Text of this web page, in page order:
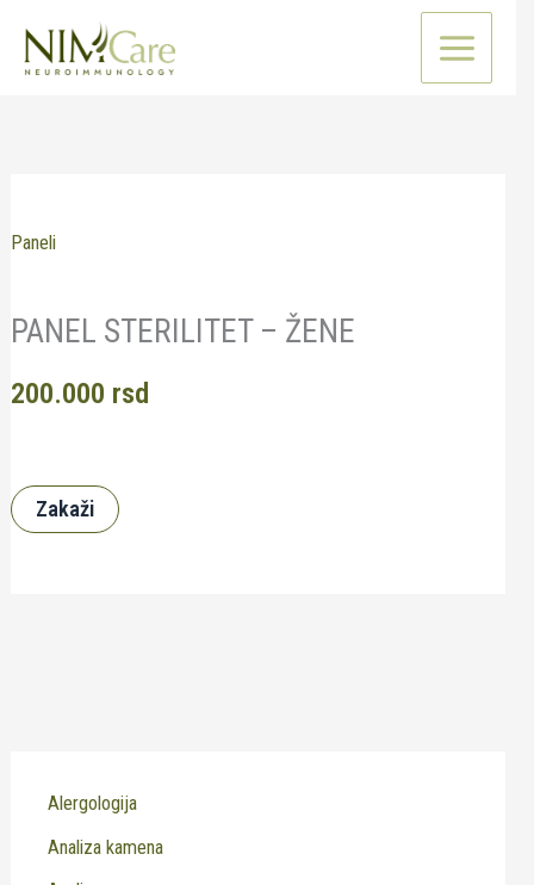
Paneli
PANEL STERILITET – ŽENE
200.000 rsd
Zakaži
Alergologija
Analiza kamena